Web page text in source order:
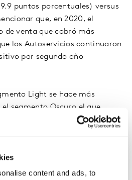
content and ads, to
puntos porcentuales) versus
que, en 2020, el
de venta que cobró más
los Autoservicios continuaron
por segundo año
Light se hace más
el segmento Oscuro el que
Por otro lado, de cada $100
de casa